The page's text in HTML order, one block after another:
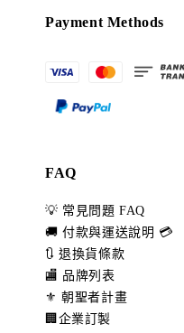
Payment Methods
FAQ
💡 常見問題 FAQ
🚚 付款與運送說明 💳
🔃 退換貨條款
🏬 品牌列表
⚜️ 朝聖者計畫
🏢企業訂製